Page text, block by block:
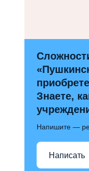
Знаете,
Напишите —
Написать